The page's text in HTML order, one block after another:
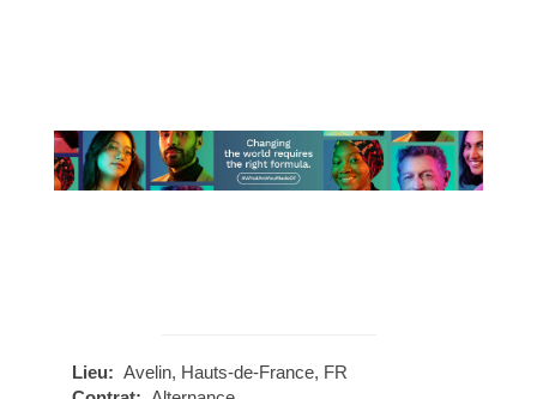
Lieu: Avelin, Hauts-de-France, FR